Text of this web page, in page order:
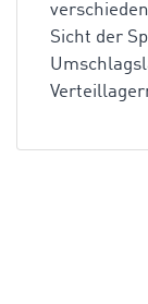
Sicht der